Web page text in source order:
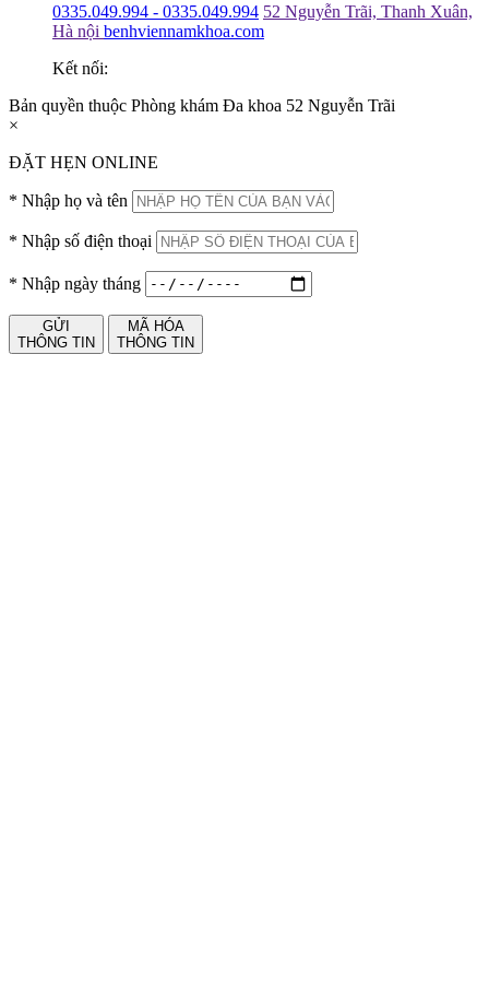
0335.049.994 - 0335.049.994 52 Nguyễn Trãi, Thanh Xuân,
Hà nội benhviennamkhoa.com
Kết nối:
Bản quyền thuộc Phòng khám Đa khoa 52 Nguyễn Trãi
×
ĐẶT HẸN ONLINE
* Nhập họ và tên
* Nhập số điện thoại
* Nhập ngày tháng
GỬI
THÔNG TIN
MÃ HÓA
THÔNG TIN